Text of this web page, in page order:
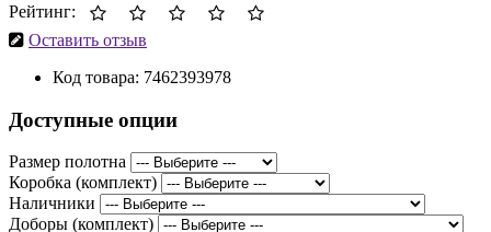
Рейтинг:
Оставить отзыв
Код товара: 7462393978
Доступные опции
Размер полотна
Коробка (комплект)
Наличники
Доборы (комплект)